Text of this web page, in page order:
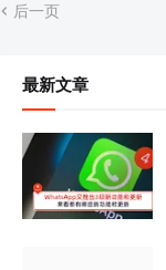
后一页
最新文章